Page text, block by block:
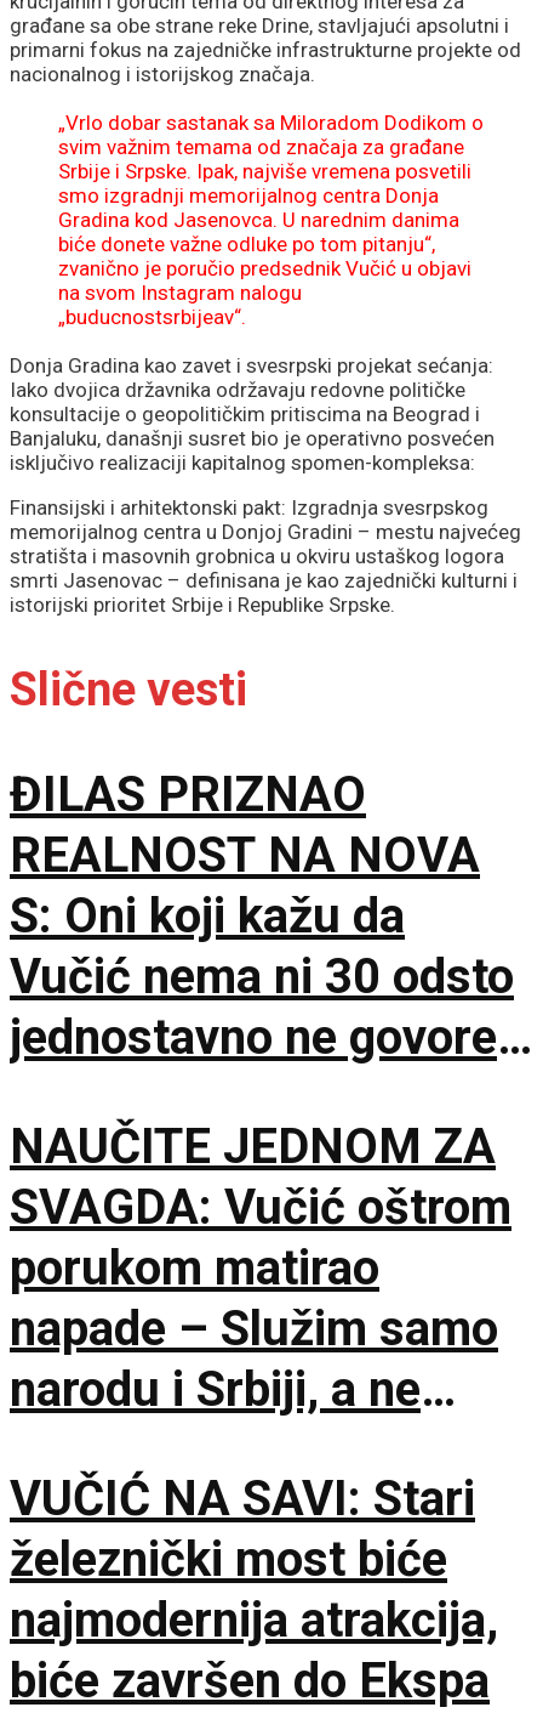
građane sa obe strane reke Drine, stavljajući apsolutni i
primarni fokus na zajedničke infrastrukturne projekte od
nacionalnog i istorijskog značaja.
„Vrlo dobar sastanak sa Miloradom Dodikom o
svim važnim temama od značaja za građane
Srbije i Srpske. Ipak, najviše vremena posvetili
smo izgradnji memorijalnog centra Donja
Gradina kod Jasenovca. U narednim danima
biće donete važne odluke po tom pitanju“,
zvanično je poručio predsednik Vučić u objavi
na svom Instagram nalogu
„buducnostsrbijeav“.
Donja Gradina kao zavet i svesrpski projekat sećanja:
Iako dvojica državnika održavaju redovne političke
konsultacije o geopolitičkim pritiscima na Beograd i
Banjaluku, današnji susret bio je operativno posvećen
isključivo realizaciji kapitalnog spomen-kompleksa:
Finansijski i arhitektonski pakt: Izgradnja svesrpskog
memorijalnog centra u Donjoj Gradini – mestu najvećeg
stratišta i masovnih grobnica u okviru ustaškog logora
smrti Jasenovac – definisana je kao zajednički kulturni i
istorijski prioritet Srbije i Republike Srpske.
Slične vesti
ĐILAS PRIZNAO
REALNOST NA NOVA
S: Oni koji kažu da
Vučić nema ni 30 odsto
jednostavno ne govore
NAUČITE JEDNOM ZA
SVAGDA: Vučić oštrom
porukom matirao
napade – Služim samo
narodu i Srbiji, a ne
VUČIĆ NA SAVI: Stari
železnički most biće
najmodernija atrakcija,
biće završen do Ekspa